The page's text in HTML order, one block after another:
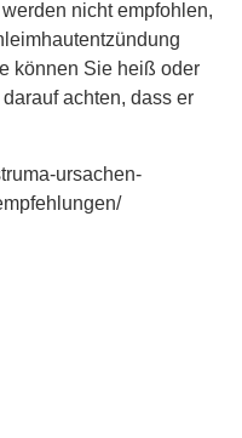
nicht empfohlen,
können Sie heiß oder
achten, dass er
ursachen-